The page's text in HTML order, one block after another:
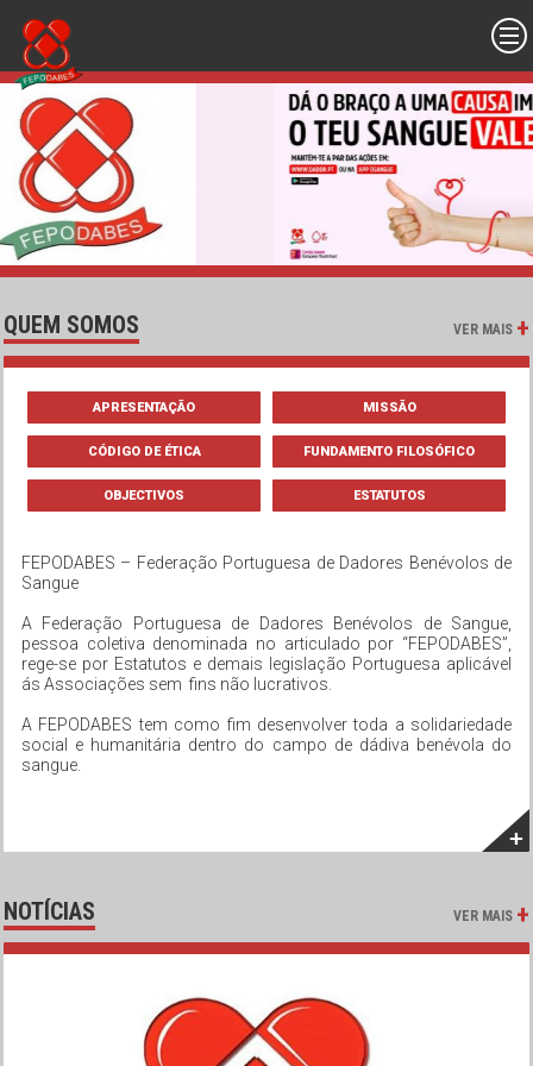
QUEM SOMOS VER MAIS +
+
APRESENTAÇÃO MISSÃO
CÓDIGO DE ÉTICA FUNDAMENTO FILOSÓFICO
OBJECTIVOS ESTATUTOS
FEPODABES – Federação Portuguesa de Dadores Benévolos de
Sangue
A Federação Portuguesa de Dadores Benévolos de Sangue,
pessoa coletiva denominada no articulado por “FEPODABES”,
rege-se por Estatutos e demais legislação Portuguesa aplicável
ás Associações sem fins não lucrativos.
A FEPODABES tem como fim desenvolver toda a solidariedade
social e humanitária dentro do campo de dádiva benévola do
sangue.
NOTÍCIAS VER MAIS +